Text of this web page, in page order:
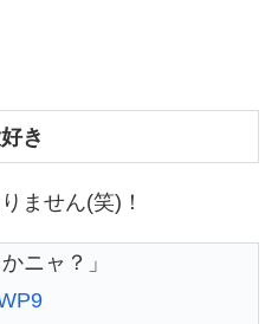
き
ません(笑)！
ニャ？」